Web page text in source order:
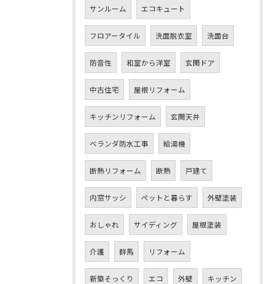
サンルーム エコキュート
フロアータイル 洗面脱衣室 洗面台
防音性 和室から洋室 玄関ドア
中古住宅 屋根リフォーム
キッチンリフォーム 玄関天井
ベランダ防水工事 給湯機
断熱リフォーム 断熱 戸建て
内窓サッシ ペットと暮らす 外壁塗装
おしゃれ サイディング 屋根塗装
介護 群馬 リフォーム
新築そっくり エコ 外壁 キッチン